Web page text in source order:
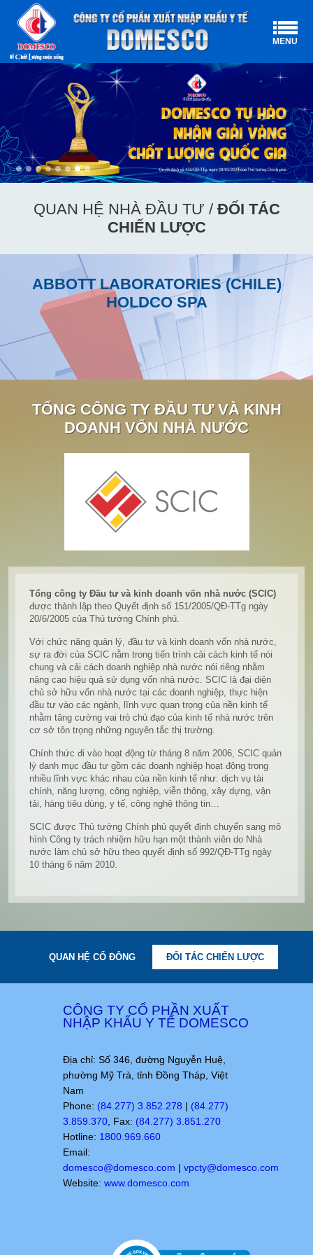
MENU
QUAN HỆ NHÀ ĐẦU TƯ / ĐỐI TÁC
CHIẾN LƯỢC
ABBOTT LABORATORIES (CHILE)
HOLDCO SPA
TỔNG CÔNG TY ĐẦU TƯ VÀ KINH
DOANH VỐN NHÀ NƯỚC
Tổng công ty Đầu tư và kinh doanh vốn nhà nước (SCIC)
được thành lập theo Quyết định số 151/2005/QĐ-TTg ngày
20/6/2005 của Thủ tướng Chính phủ.
Với chức năng quản lý, đầu tư và kinh doanh vốn nhà nước,
sự ra đời của SCIC nằm trong tiến trình cải cách kinh tế nói
chung và cải cách doanh nghiệp nhà nước nói riêng nhằm
nâng cao hiệu quả sử dụng vốn nhà nước. SCIC là đại diện
chủ sở hữu vốn nhà nước tại các doanh nghiệp, thực hiện
đầu tư vào các ngành, lĩnh vực quan trọng của nền kinh tế
nhằm tăng cường vai trò chủ đạo của kinh tế nhà nước trên
cơ sở tôn trọng những nguyên tắc thị trường.
Chính thức đi vào hoạt động từ tháng 8 năm 2006, SCIC quản
lý danh mục đầu tư gồm các doanh nghiệp hoạt động trong
nhiều lĩnh vực khác nhau của nền kinh tế như: dịch vụ tài
chính, năng lượng, công nghiệp, viễn thông, xây dựng, vận
tải, hàng tiêu dùng, y tế, công nghệ thông tin…
SCIC được Thủ tướng Chính phủ quyết định chuyển sang mô
hình Công ty trách nhiệm hữu hạn một thành viên do Nhà
nước làm chủ sở hữu theo quyết định số 992/QĐ-TTg ngày
10 tháng 6 năm 2010.
QUAN HỆ CỔ ĐÔNG ĐỐI TÁC CHIẾN LƯỢC
CÔNG TY CỔ PHẦN XUẤT
NHẬP KHẨU Y TẾ DOMESCO
Địa chỉ: Số 346, đường Nguyễn Huệ,
phường Mỹ Trà, tỉnh Đồng Tháp, Việt
Nam
Phone: (84.277) 3.852.278 | (84.277)
3.859.370, Fax: (84.277) 3.851.270
Hotline: 1800.969.660
Email:
domesco@domesco.com | vpcty@domesco.com
Website: www.domesco.com